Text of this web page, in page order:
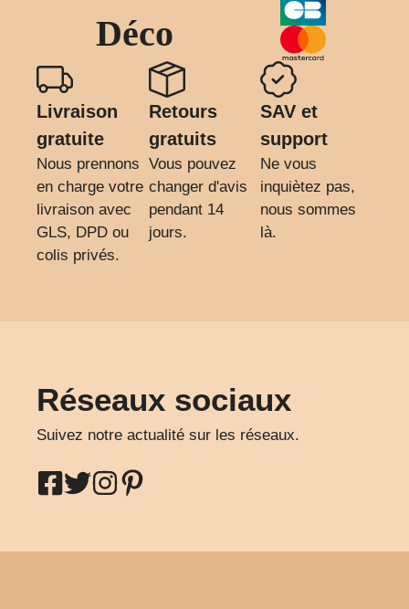
Déco
Livraison
gratuite
Nous prennons
en charge votre
livraison avec
GLS, DPD ou
colis privés.
Retours
gratuits
Vous pouvez
changer d'avis
pendant 14
jours.
SAV et
support
Ne vous
inquiètez pas,
nous sommes
là.
Réseaux sociaux
Suivez notre actualité sur les réseaux.